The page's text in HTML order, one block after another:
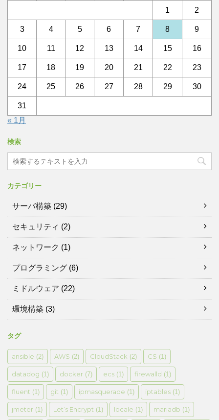
1 2
3 4 5 6 7 8 9
10 11 12 13 14 15 16
17 18 19 20 21 22 23
24 25 26 27 28 29 30
31
« 1月
検索
カテゴリー
サーバ構築 (29)
セキュリティ (2)
ネットワーク (1)
プログラミング (6)
ミドルウェア (22)
環境構築 (3)
タグ
ansible (2) AWS (2) CloudStack (2) CS (1)
datadog (1) docker (7) ecs (1) firewalld (1)
fluent (1) git (1) ipmasquerade (1) iptables (1)
jmeter (1) Let’s Encrypt (1) locale (1) mariadb (1)